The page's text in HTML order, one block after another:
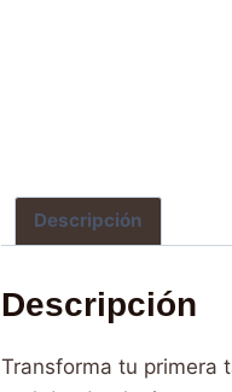
Descripción
Descripción
Transforma tu primera